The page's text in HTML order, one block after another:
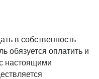
в собственность
обязуется оплатить и
настоящими